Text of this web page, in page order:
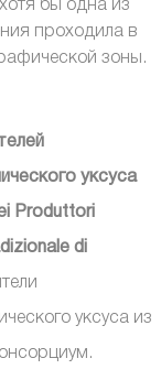
бы одна из
проходила в
зоны.
уксуса
Produttori
di
уксуса из